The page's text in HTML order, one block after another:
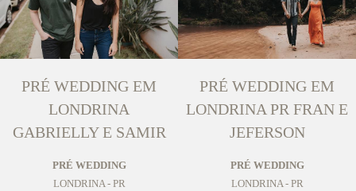
PRÉ WEDDING EM
LONDRINA
GABRIELLY E SAMIR
PRÉ WEDDING
LONDRINA - PR
PRÉ WEDDING EM
LONDRINA PR FRAN E
JEFERSON
PRÉ WEDDING
LONDRINA - PR